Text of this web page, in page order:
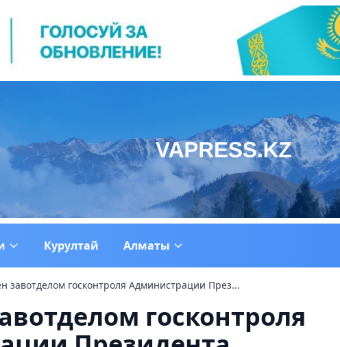
Курултай Алматы
завотделом госконтроля Администрации През...
госконтроля